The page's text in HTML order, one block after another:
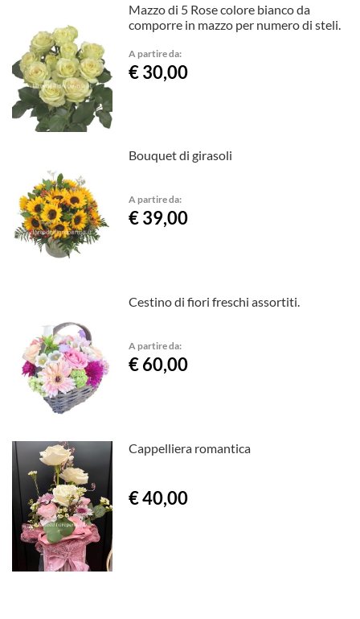
Mazzo di 5 Rose colore bianco da
comporre in mazzo per numero di steli.
A partire da:
€ 30,00
Bouquet di girasoli
A partire da:
€ 39,00
Cestino di fiori freschi assortiti.
A partire da:
€ 60,00
Cappelliera romantica
€ 40,00